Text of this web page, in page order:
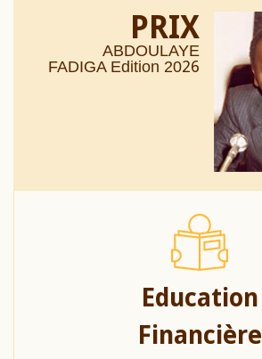
PRIX
ABDOULAYE
FADIGA Edition 2026
Education
Financière